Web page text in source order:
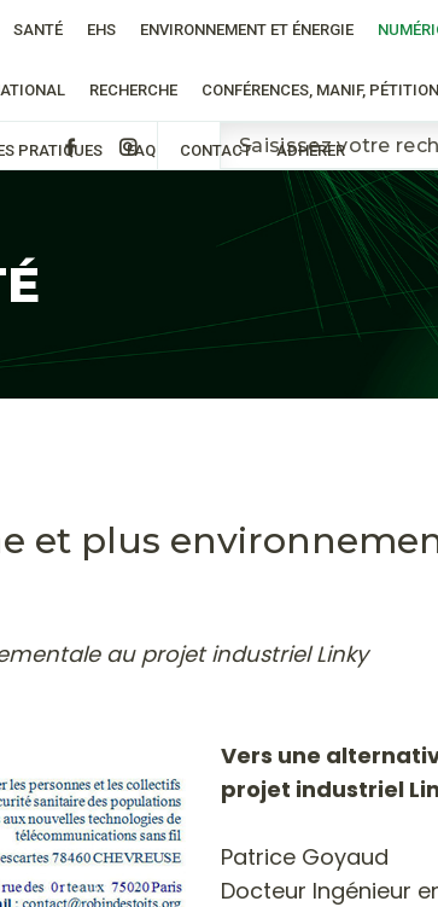
SANTÉ EHS ENVIRONNEMENT ET ÉNERGIE
RECHERCHE CONFÉRENCES, MANIF,
PRATIQUES FAQ CONTACT ADHÉRER
et plus
au projet industriel Linky
Vers une
projet industriel
Patrice Goyaud
Docteur Ingénieur